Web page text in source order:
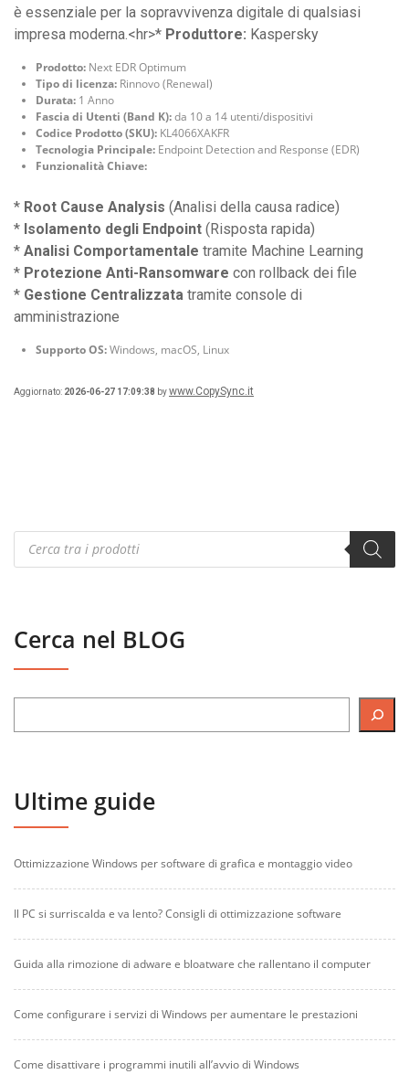
è essenziale per la sopravvivenza digitale di qualsiasi
impresa moderna.<hr>* Produttore: Kaspersky
Prodotto: Next EDR Optimum
Tipo di licenza: Rinnovo (Renewal)
Durata: 1 Anno
Fascia di Utenti (Band K):da 10 a 14 utenti/dispositivi
Codice Prodotto (SKU): KL4066XAKFR
Tecnologia Principale: Endpoint Detection and Response (EDR)
Funzionalità Chiave:
* Root Cause Analysis (Analisi della causa radice)
* Isolamento degli Endpoint (Risposta rapida)
* Analisi Comportamentale tramite Machine Learning
* Protezione Anti-Ransomware con rollback dei file
* Gestione Centralizzata tramite console di
amministrazione
Supporto OS:Windows, macOS, Linux
Aggiornato: 2026-06-27 17:09:38 bywww.CopySync.it
Products
search
Cerca nel BLOG
Ultime guide
Ottimizzazione Windows per software di grafica e montaggio video
Il PC si surriscalda e va lento? Consigli di ottimizzazione software
Guida alla rimozione di adware e bloatware che rallentano il computer
Come configurare i servizi di Windows per aumentare le prestazioni
Come disattivare i programmi inutili all’avvio di Windows